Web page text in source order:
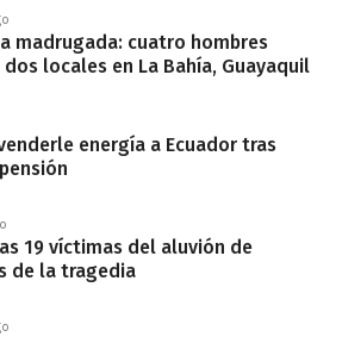
madrugada: cuatro hombres
locales en La Bahía, Guayaquil
energía a Ecuador tras
19 víctimas del aluvión de
de la tragedia